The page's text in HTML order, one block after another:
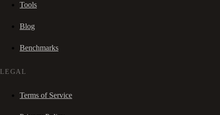
Tools
Blog
Benchmarks
LEGAL
Terms of Service